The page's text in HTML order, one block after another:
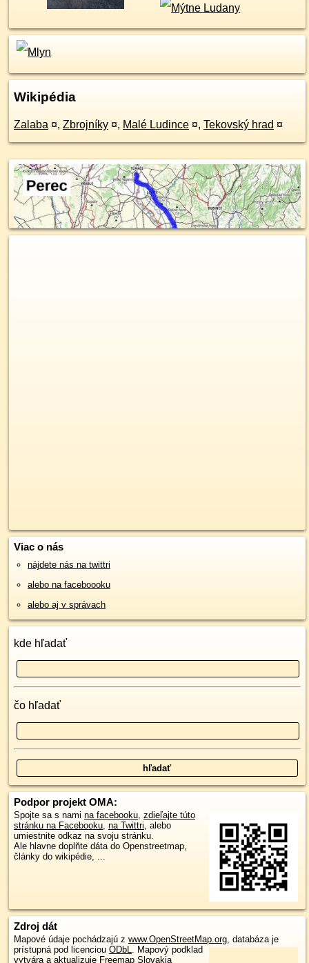
Wikipédia
Zalaba ¤, Zbrojníky ¤, Malé Ludince ¤, Tekovský hrad ¤
Viac o nás
nájdete nás na twittri
alebo na faceboooku
alebo aj v správach
kde hľadať
čo hľadať
Podpor projekt OMA:
Spojte sa s nami na facebooku zdieľajte túto
stránku na Facebooku na Twittri , alebo
umiestnite odkaz na svoju stránku.
Ale hlavne doplňte dáta do Openstreetmap,
články do wikipédie, ...
Zdroj dát
Mapové údaje pochádzajú z www.OpenStreetMap.org , databáza je
prístupná pod licenciou ODbL
Mapový podklad
vytvára a aktualizuje Freemap Slovakia